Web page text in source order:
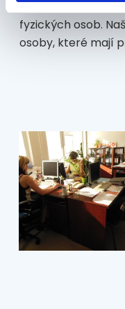
organizace,
fyzických osob.
osoby, které mají